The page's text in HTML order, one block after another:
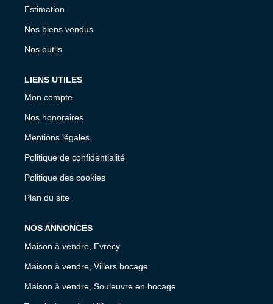
Estimation
Nos biens vendus
Nos outils
LIENS UTILES
Mon compte
Nos honoraires
Mentions légales
Politique de confidentialité
Politique des cookies
Plan du site
NOS ANNONCES
Maison à vendre, Evrecy
Maison à vendre, Villers bocage
Maison à vendre, Souleuvre en bocage